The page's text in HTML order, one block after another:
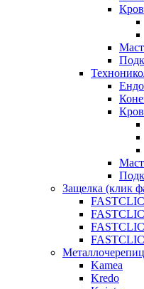
Защелка (клик
Kamea
Kredo